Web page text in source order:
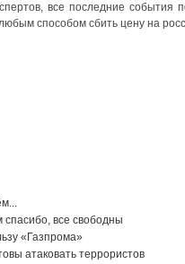
все последние события
способом сбить цену на
все свободны
«Газпрома»
атаковать террористов